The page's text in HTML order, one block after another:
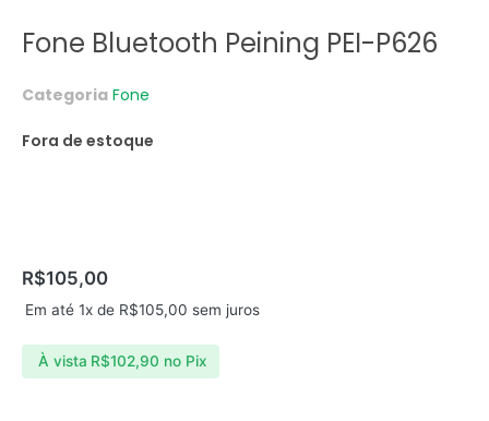
Fone Bluetooth Peining PEI-P626
Categoria Fone
Fora de estoque
R$105,00
Em até 1x de R$105,00 sem juros
À vista R$102,90 no Pix